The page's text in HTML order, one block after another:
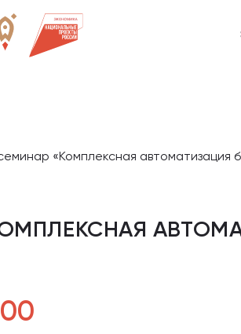
«Комплексная автоматизация